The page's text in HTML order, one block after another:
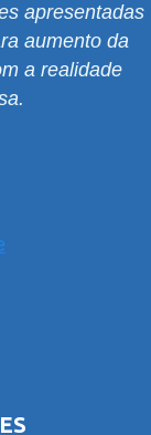
apresentadas
aumento da
a realidade